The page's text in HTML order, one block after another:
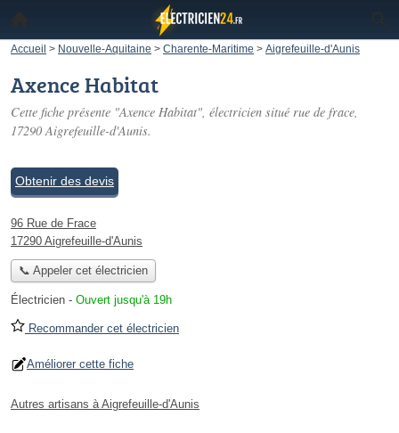
Accueil > Nouvelle-Aquitaine > Charente-Maritime > Aigrefeuille-d'Aunis
Axence Habitat
Cette fiche présente "Axence Habitat", électricien situé rue de frace,
17290 Aigrefeuille-d'Aunis.
Obtenir des devis
96 Rue de Frace
17290 Aigrefeuille-d'Aunis
📞 Appeler cet électricien
Électricien - Ouvert jusqu'à 19h
Recommander cet électricien
Améliorer cette fiche
Autres artisans à Aigrefeuille-d'Aunis